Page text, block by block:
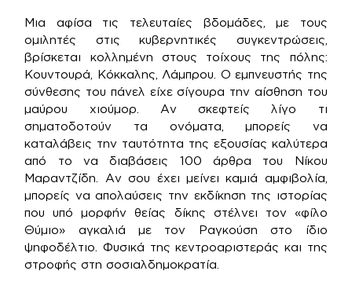
Μια αφίσα τις τελευταίες βδομάδες, με τους
ομιλητές στις κυβερνητικές συγκεντρώσεις,
βρίσκεται κολλημένη στους τοίχους της πόλης:
Κουντουρά, Κόκκαλης, Λάμπρου. Ο εμπνευστής της
σύνθεσης του πάνελ είχε σίγουρα την αίσθηση του
μαύρου χιούμορ. Αν σκεφτείς λίγο τι
σηματοδοτούν τα ονόματα, μπορείς να
καταλάβεις την ταυτότητα της εξουσίας καλύτερα
από το να διαβάσεις 100 άρθρα του Νίκου
Μαραντζίδη. Αν σου έχει μείνει καμιά αμφιβολία,
μπορείς να απολαύσεις την εκδίκηση της ιστορίας
που υπό μορφήν θείας δίκης στέλνει τον «φίλο
Θύμιο» αγκαλιά με τον Ραγκούση στο ίδιο
ψηφοδέλτιο. Φυσικά της κεντροαριστεράς και της
στροφής στη σοσιαλδημοκρατία.